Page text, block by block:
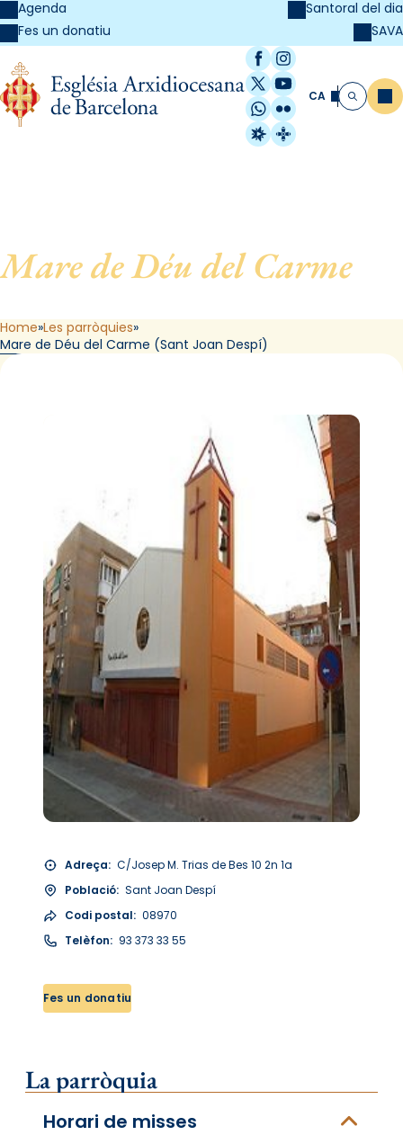
Agenda
Fes un donatiu
Santoral del dia
SAVA
Facebook
Instagram
X / Twitter
YouTube
WhatsApp
Flickr
Radio Estel
Catalunya
CA Cerca
Mare de Déu del Carme
Home Les parròquies
Mare de Déu del Carme (Sant Joan Despí)
Adreça: C/Josep M. Trias de Bes 10 2n 1a
Població: Sant Joan Despí
Codi postal: 08970
Telèfon: 93 373 33 55
Fes un donatiu
La parròquia
Horari de misses